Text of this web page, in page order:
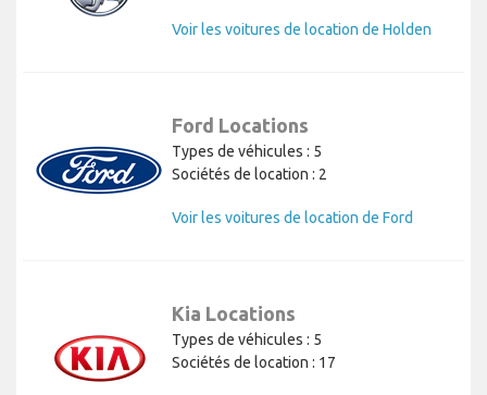
Voir les voitures de location de Holden
Ford Locations
Types de véhicules : 5
Sociétés de location : 2
Voir les voitures de location de Ford
Kia Locations
Types de véhicules : 5
Sociétés de location : 17